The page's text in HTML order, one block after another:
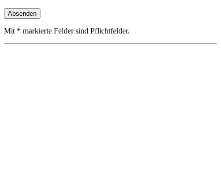
Mit * markierte Felder sind Pflichtfelder.